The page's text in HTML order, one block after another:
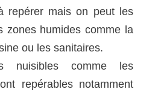
repérer mais on peut les
zones humides comme la
ou les sanitaires.
nuisibles comme les
repérables notamment